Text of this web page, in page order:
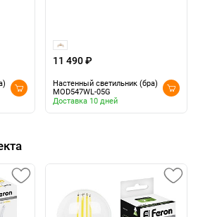
11 490 ₽
Настенный светильник (бра)
MOD547WL-05G
Доставка 10 дней